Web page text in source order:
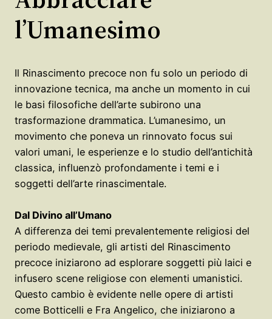
l’Umanesimo
Il Rinascimento precoce non fu solo un periodo di
innovazione tecnica, ma anche un momento in cui
le basi filosofiche dell’arte subirono una
trasformazione drammatica. L’umanesimo, un
movimento che poneva un rinnovato focus sui
valori umani, le esperienze e lo studio dell’antichità
classica, influenzò profondamente i temi e i
soggetti dell’arte rinascimentale.
Dal Divino all’Umano
A differenza dei temi prevalentemente religiosi del
periodo medievale, gli artisti del Rinascimento
precoce iniziarono ad esplorare soggetti più laici e
infusero scene religiose con elementi umanistici.
Questo cambio è evidente nelle opere di artisti
come Botticelli e Fra Angelico, che iniziarono a